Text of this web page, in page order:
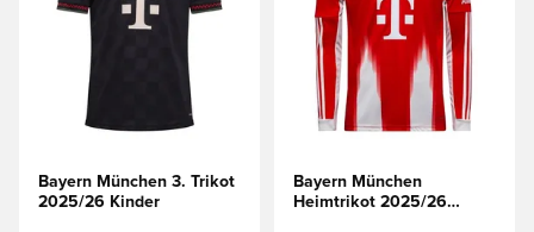
Bayern München 3. Trikot
2025/26 Kinder
Bayern München
Heimtrikot 2025/26